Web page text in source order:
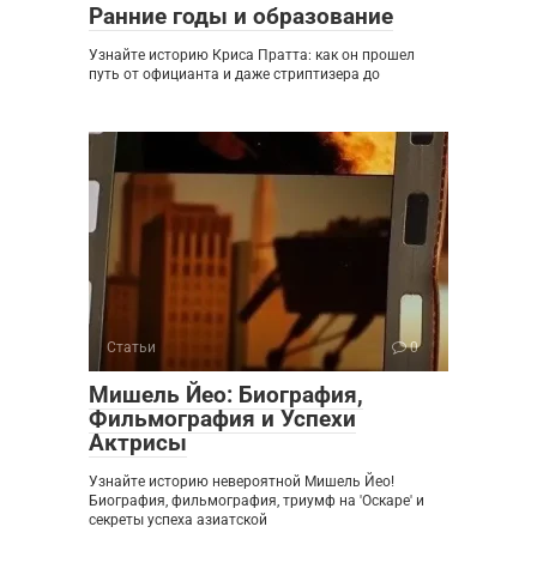
Ранние годы и образование
Узнайте историю Криса Пратта: как он прошел
путь от официанта и даже стриптизера до
Статьи 0
Мишель Йео: Биография,
Фильмография и Успехи
Актрисы
Узнайте историю невероятной Мишель Йео!
Биография, фильмография, триумф на 'Оскаре' и
секреты успеха азиатской